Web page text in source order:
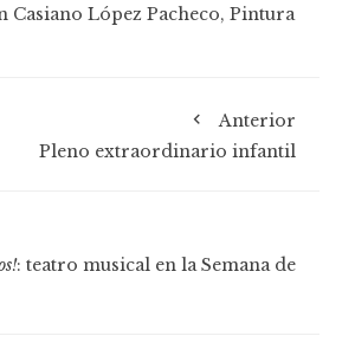
Casiano López Pacheco, Pintura
Anterior
Pleno extraordinario infantil
: teatro musical en la Semana de